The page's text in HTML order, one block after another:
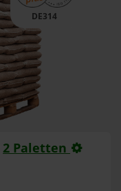
DE314
2 Paletten